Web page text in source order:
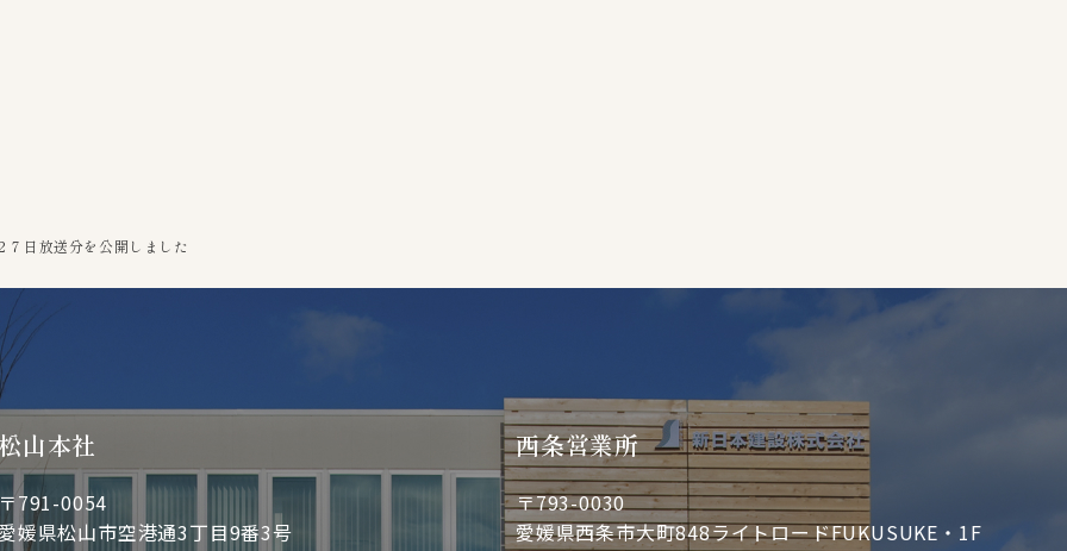
日放送分を公開しました
松山本社
〒791-0054
愛媛県松山市空港通3丁目9番3号
西条営業所
〒793-0030
愛媛県西条市大町848ライトロードFUKUSUKE・1F